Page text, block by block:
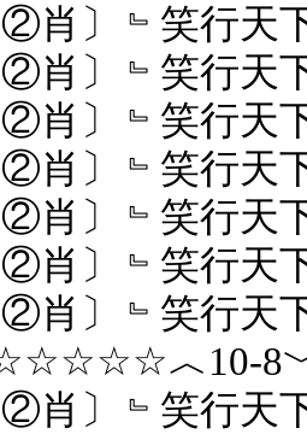
肖〕﹄笑行天
肖〕﹄笑行天
肖〕﹄笑行天
肖〕﹄笑行天
肖〕﹄笑行天
肖〕﹄笑行天
肖〕﹄笑行天
肖〕﹄笑行天